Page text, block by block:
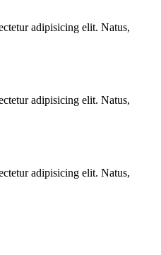
adipisicing elit. Natus,
adipisicing elit. Natus,
adipisicing elit. Natus,